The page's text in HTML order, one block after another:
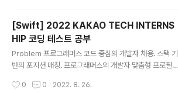
ode를 만들어 준다. struct Node { let current: Int let
maxIntensity: Int } 2. 필요한 변수들을 세팅해 준다. an
swer: 가장 적은 intensity의 산봉우리와 값을 저장할 변
수 connection: path의 연결된 정보를 저장할 변수 sum
[Swift] 2022 KAKAO TECH INTERNS
HIP 코딩 테스트 공부
Problem 프로그래머스 코드 중심의 개발자 채용. 스택 기
반의 포지션 매칭. 프로그래머스의 개발자 맞춤형 프로필
세요. programmers.co.kr Solution 해당 문제는 다이
0 0 2022. 8. 26.